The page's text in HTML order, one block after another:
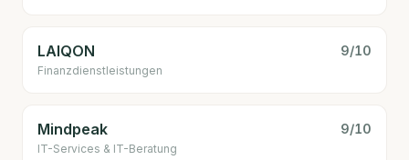
LAIQON 9/10
Finanzdienstleistungen
Mindpeak 9/10
IT-Services & IT-Beratung